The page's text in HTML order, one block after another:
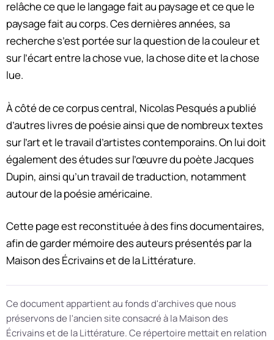
relâche ce que le langage fait au paysage et ce que le
paysage fait au corps. Ces dernières années, sa
recherche s’est portée sur la question de la couleur et
sur l’écart entre la chose vue, la chose dite et la chose
lue.
À côté de ce corpus central, Nicolas Pesqués a publié
d’autres livres de poésie ainsi que de nombreux textes
sur l’art et le travail d’artistes contemporains. On lui doit
également des études sur l’œuvre du poète Jacques
Dupin, ainsi qu’un travail de traduction, notamment
autour de la poésie américaine.
Cette page est reconstituée à des fins documentaires,
afin de garder mémoire des auteurs présentés par la
Maison des Écrivains et de la Littérature.
Ce document appartient au fonds d'archives que nous
préservons de l'ancien site consacré à la Maison des
Écrivains et de la Littérature. Ce répertoire mettait en relation